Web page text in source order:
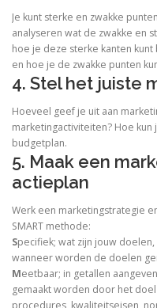
Je kunt sterke en zwakke
analyseren wat de zwakke en
hoe je deze sterke kanten
en hoe je de zwakke punten
4. Stel het juiste
Hoeveel geef je uit aan
marketingactiviteiten? Hoe
budgetplan.
5. Maak een
actieplan
Werk een marketingstrategie
SMART methode:
Specifiek; wat zijn jouw
wanneer worden de doelen
Meetbaar; in getallen
gemaakt worden door het
procedures, kwaliteitseisen,